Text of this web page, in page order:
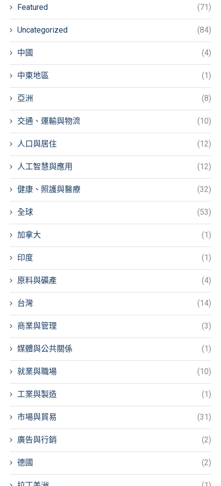
Featured (71)
Uncategorized (84)
中國 (4)
中東地區 (1)
亞洲 (8)
交通、運輸與物流 (10)
人口與居住 (12)
人工智慧與應用 (12)
健康、照護與醫療 (32)
全球 (53)
加拿大 (1)
印度 (1)
原料與礦產 (4)
台灣 (14)
商業與管理 (3)
媒體與公共關係 (1)
就業與職場 (10)
工業與製造 (1)
市場與貿易 (31)
廣告與行銷 (2)
德國 (2)